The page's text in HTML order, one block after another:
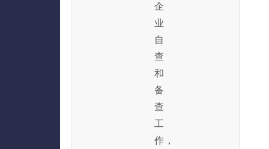
企
业
自
查
和
备
查
工
作，